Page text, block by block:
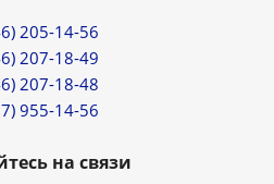
205-14-56
207-18-49
207-18-48
955-14-56
на связи